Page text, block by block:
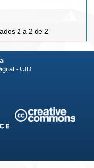
2 a 2 de 2
- GID